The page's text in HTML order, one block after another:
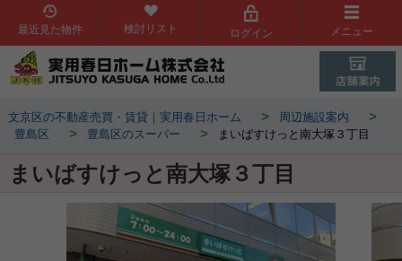
最近見た物件 検討リスト ログイン メニュー
文京区の不動産売買・賃貸｜実用春日ホーム > 周辺施設案内 >
豊島区 > 豊島区のスーパー > まいばすけっと南大塚３丁目
まいばすけっと南大塚３丁目